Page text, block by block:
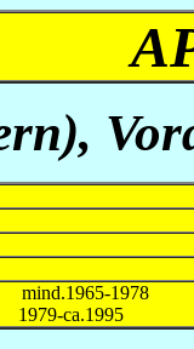
mind.1965-1978
1979-ca.1995